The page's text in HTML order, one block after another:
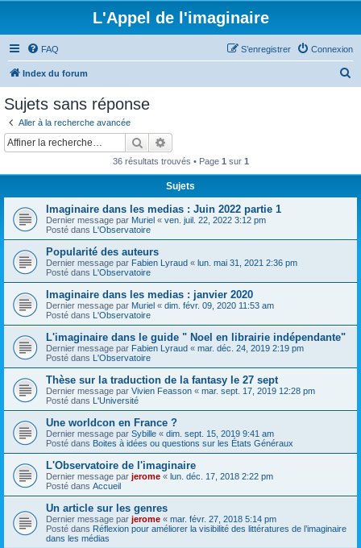
L'Appel de l'imaginaire
FAQ Connexion
S’enregistrer
Index du forum
Sujets sans réponse
Aller à la recherche avancée
Rechercher
36 résultats trouvés • Page 1 sur 1
Sujets
Imaginaire dans les medias : Juin 2022 partie 1
Dernier message par Muriel « ven. juil. 22, 2022 3:12 pm
Posté dans L'Observatoire
Popularité des auteurs
Dernier message par Fabien Lyraud « lun. mai 31, 2021 2:36 pm
Posté dans L'Observatoire
Imaginaire dans les medias : janvier 2020
Dernier message par Muriel « dim. févr. 09, 2020 11:53 am
Posté dans L'Observatoire
L'imaginaire dans le guide " Noel en librairie indépendante"
Dernier message par Fabien Lyraud « mar. déc. 24, 2019 2:19 pm
Posté dans L'Observatoire
Thèse sur la traduction de la fantasy le 27 sept
Dernier message par Vivien Feasson « mar. sept. 17, 2019 12:28 pm
Posté dans L'Université
Une worldcon en France ?
Dernier message par Sybille « dim. sept. 15, 2019 9:41 am
Posté dans Boites à idées ou questions sur les États Généraux
L'Observatoire de l'imaginaire
Dernier message par jerome « lun. déc. 17, 2018 2:22 pm
Posté dans Accueil
Un article sur les genres
Dernier message par jerome « mar. févr. 27, 2018 5:14 pm
Posté dans Réflexion pour améliorer la visibilité des littératures de l’imaginaire
dans les médias